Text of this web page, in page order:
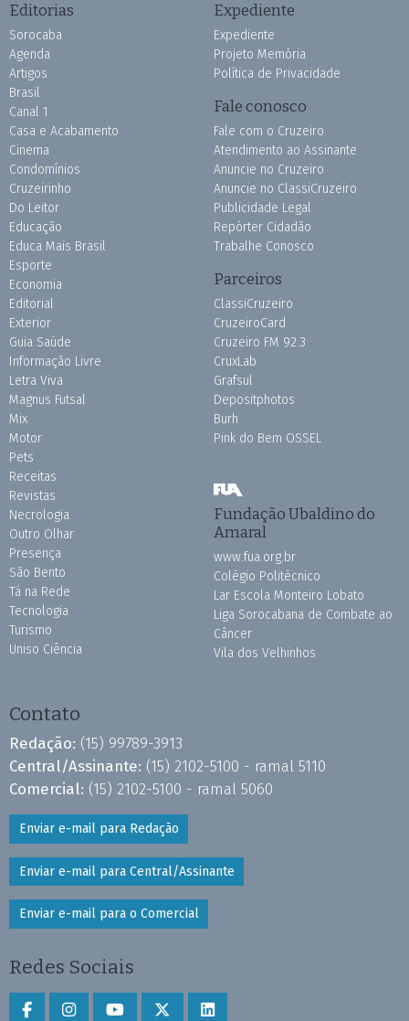
Editorias
Sorocaba
Agenda
Artigos
Brasil
Canal 1
Casa e Acabamento
Cinema
Condomínios
Cruzeirinho
Do Leitor
Educação
Educa Mais Brasil
Esporte
Economia
Editorial
Exterior
Guia Saúde
Informação Livre
Letra Viva
Magnus Futsal
Mix
Motor
Pets
Receitas
Revistas
Necrologia
Outro Olhar
Presença
São Bento
Tá na Rede
Tecnologia
Turismo
Uniso Ciência
Expediente
Expediente
Projeto Memória
Política de Privacidade
Fale conosco
Fale com o Cruzeiro
Atendimento ao Assinante
Anuncie no Cruzeiro
Anuncie no ClassiCruzeiro
Publicidade Legal
Repórter Cidadão
Trabalhe Conosco
Parceiros
ClassiCruzeiro
CruzeiroCard
Cruzeiro FM 92.3
CruxLab
Grafsul
Depositphotos
Burh
Pink do Bem OSSEL
Fundação Ubaldino do
Amaral
www.fua.org.br
Colégio Politécnico
Lar Escola Monteiro Lobato
Liga Sorocabana de Combate ao
Câncer
Vila dos Velhinhos
Contato
Redação: (15) 99789-3913
Central/Assinante: (15) 2102-5100 - ramal 5110
Comercial: (15) 2102-5100 - ramal 5060
Enviar e-mail para Redação
Enviar e-mail para Central/Assinante
Enviar e-mail para o Comercial
Redes Sociais